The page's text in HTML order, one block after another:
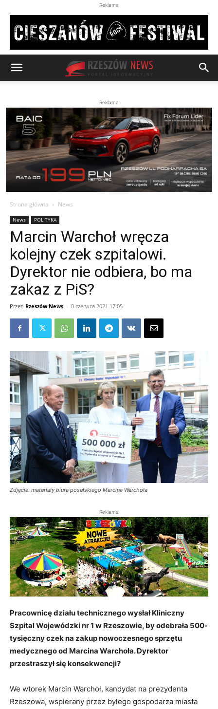
Reklama
Reklama
Strona główna News
News POLITYKA
Marcin Warchoł wręcza
kolejny czek szpitalowi.
Dyrektor nie odbiera, bo ma
zakaz z PiS?
Przez Rzeszów News - 8 czerwca 2021 17:05
Zdjęcie: materiały biura poselskiego Marcina Warchoła
Reklama
Pracownicę działu technicznego wysłał Kliniczny
Szpital Wojewódzki nr 1 w Rzeszowie, by odebrała 500-
tysięczny czek na zakup nowoczesnego sprzętu
medycznego od Marcina Warchoła. Dyrektor
przestraszył się konsekwencji?
We wtorek Marcin Warchoł, kandydat na prezydenta
Rzeszowa, wspierany przez byłego gospodarza miasta